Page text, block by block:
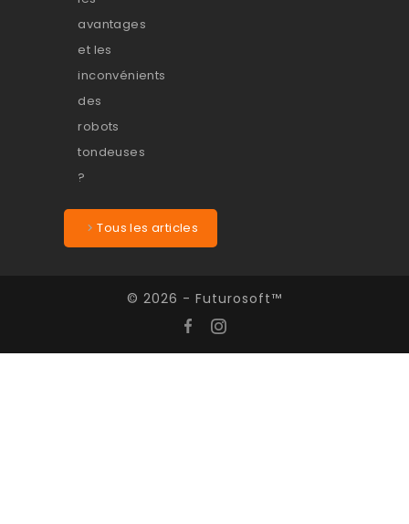
Tous les articles
© 2026 - Futurosoft™